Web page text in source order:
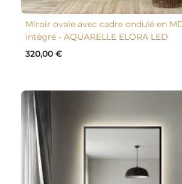
Miroir ovale avec cadre ondulé en
intégré - AQUARELLE ELORA LED
320,00 €